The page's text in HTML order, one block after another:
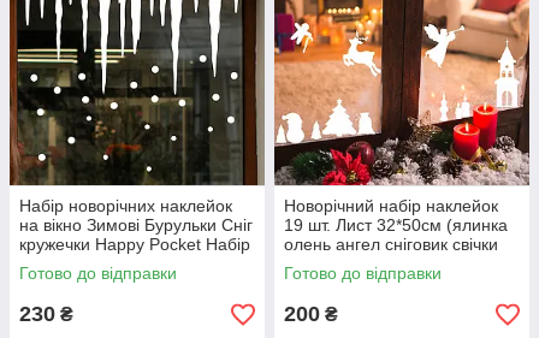
Набір новорічних наклейок
на вікно Зимові Бурульки Сніг
кружечки Happy Pocket Набір
S білий матовий (HP-150S-
010M)
Готово до відправки
230 ₴
Новорічний набір наклейок
19 шт. Лист 32*50см (ялинка
олень ангел сніговик свічки
декор новий рік) білі матові
Готово до відправки
200 ₴